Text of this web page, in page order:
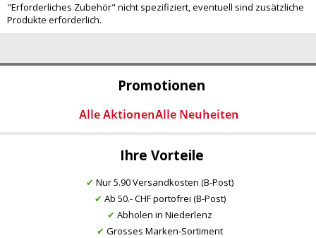
Promotionen
Ihre Vorteile
✔ Nur 5.90 Versandkosten (B-Post)
✔ Ab 50.- CHF portofrei (B-Post)
✔ Abholen in Niederlenz
✔ Grosses Marken-Sortiment
"Erforderliches Zubehör" nicht spezifiziert, eventuell sind zusätzliche
Produkte erforderlich.